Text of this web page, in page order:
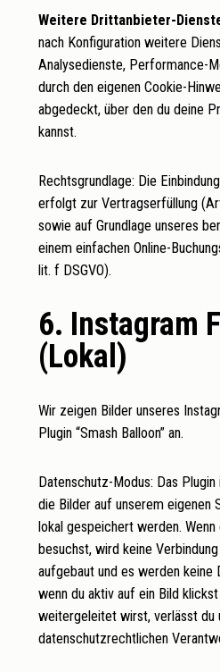
Weitere Drittanbieter-
nach Konfiguration weitere
Analysedienste, Performance-
durch den eigenen Cookie-
abgedeckt, über den du deine
kannst.
Rechtsgrundlage: Die
erfolgt zur Vertragserfüllung
sowie auf Grundlage unseres
einem einfachen Online-
lit. f DSGVO).
6. Instagram
(Lokal)
Wir zeigen Bilder unseres
Plugin “Smash Balloon” an.
Datenschutz-Modus: Das
die Bilder auf unserem eigenen
lokal gespeichert werden.
besuchst, wird keine
aufgebaut und es werden keine
wenn du aktiv auf ein Bild
weitergeleitet wirst, verlässt du
datenschutzrechtlichen